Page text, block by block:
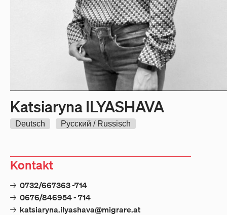
Katsiaryna ILYASHAVA
Deutsch Pусский / Russisch
Kontakt
→ 0732/667363 -714
→ 0676/846954 - 714
→ katsiaryna.ilyashava@migrare.at